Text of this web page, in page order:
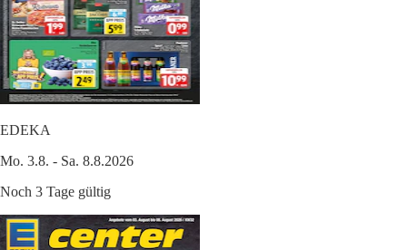
EDEKA
Mo. 3.8. - Sa. 8.8.2026
Noch 3 Tage gültig